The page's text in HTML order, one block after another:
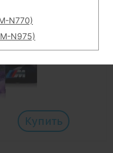
Купить
N770)
N975)